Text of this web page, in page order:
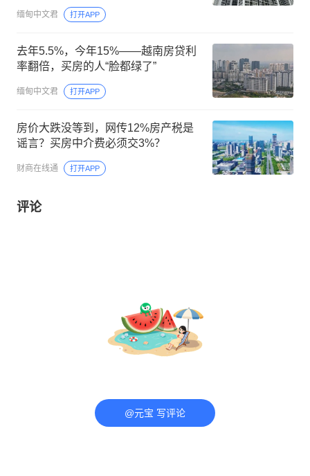
缅甸中文君 打开APP
去年5.5%，今年15%——越南房贷利
率翻倍，买房的人“脸都绿了”
缅甸中文君 打开APP
房价大跌没等到，网传12%房产税是
谣言？买房中介费必须交3%？
财商在线通 打开APP
评论
@元宝 写评论